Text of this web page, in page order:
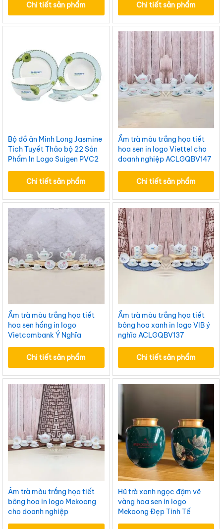
Chi tiết sản phẩm
Chi tiết sản phẩm
Bộ đồ ăn Minh Long Jasmine
Tích Tuyết Thảo bộ 22 Sản
Phẩm In Logo Suigen PVC2
Chi tiết sản phẩm
Ấm trà màu trắng họa tiết
hoa sen in logo Viettel cho
doanh nghiệp ACLGQBV147
Chi tiết sản phẩm
Ấm trà màu trắng họa tiết
hoa sen hồng in logo
Vietcombank Ý Nghĩa
ACLGQBV142
Chi tiết sản phẩm
Ấm trà màu trắng họa tiết
bông hoa xanh in logo VIB ý
nghĩa ACLGQBV137
Chi tiết sản phẩm
Ấm trà màu trắng họa tiết
bông hoa in logo Mekoong
cho doanh nghiệp
Hũ trà xanh ngọc đậm vẽ
vàng hoa sen in logo
Mekoong Đẹp Tinh Tế